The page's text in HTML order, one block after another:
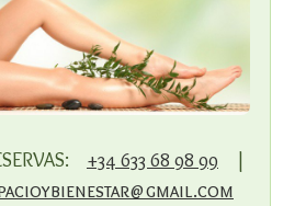
+34 633 68 98 99